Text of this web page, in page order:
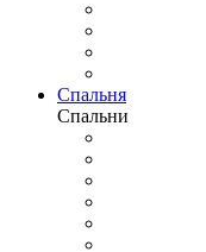
Спальня
Спальни